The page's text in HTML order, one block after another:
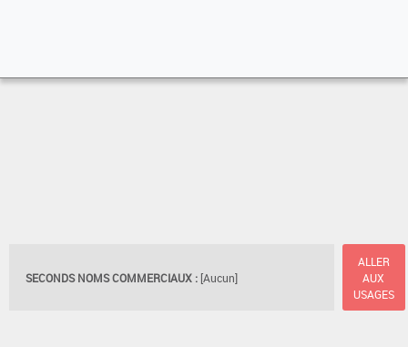
SECONDS NOMS COMMERCIAUX : [Aucun]
ALLER
AUX
USAGES